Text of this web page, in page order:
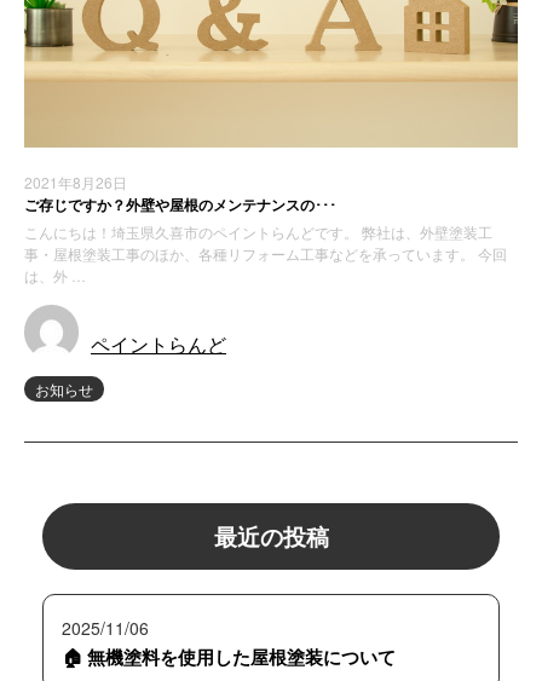
2021年8月26日
ご存じですか？外壁や屋根のメンテナンスの･･･
こんにちは！埼玉県久喜市のペイントらんどです。 弊社は、外壁塗装工
事・屋根塗装工事のほか、各種リフォーム工事などを承っています。 今回
は、外 …
ペイントらんど
お知らせ
最近の投稿
2025/11/06
🏠 無機塗料を使用した屋根塗装について